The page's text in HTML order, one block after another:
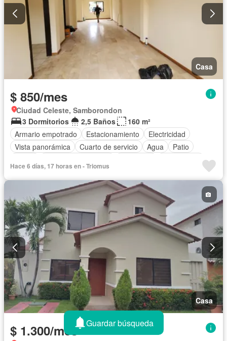
Casa
$ 850/mes
Ciudad Celeste, Samborondon
3 Dormitorios
2,5 Baños
160 m²
Armario empotrado
Estacionamiento
Electricidad
Vista panorámica
Cuarto de servicio Agua
Patio
Hace 6 días, 17 horas en - Triomus
Casa
$ 1.300/mes Guardar búsqueda